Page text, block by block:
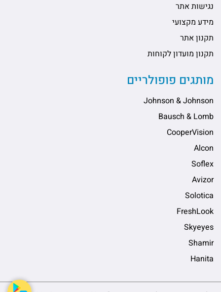
נגישות אתר
מידע מקצועי
תקנון אתר
תקנון מועדון לקוחות
מותגים פופולריים
Johnson & Johnson
Bausch & Lomb
CooperVision
Alcon
Soflex
Avizor
Solotica
FreshLook
Skyeyes
Shamir
Hanita